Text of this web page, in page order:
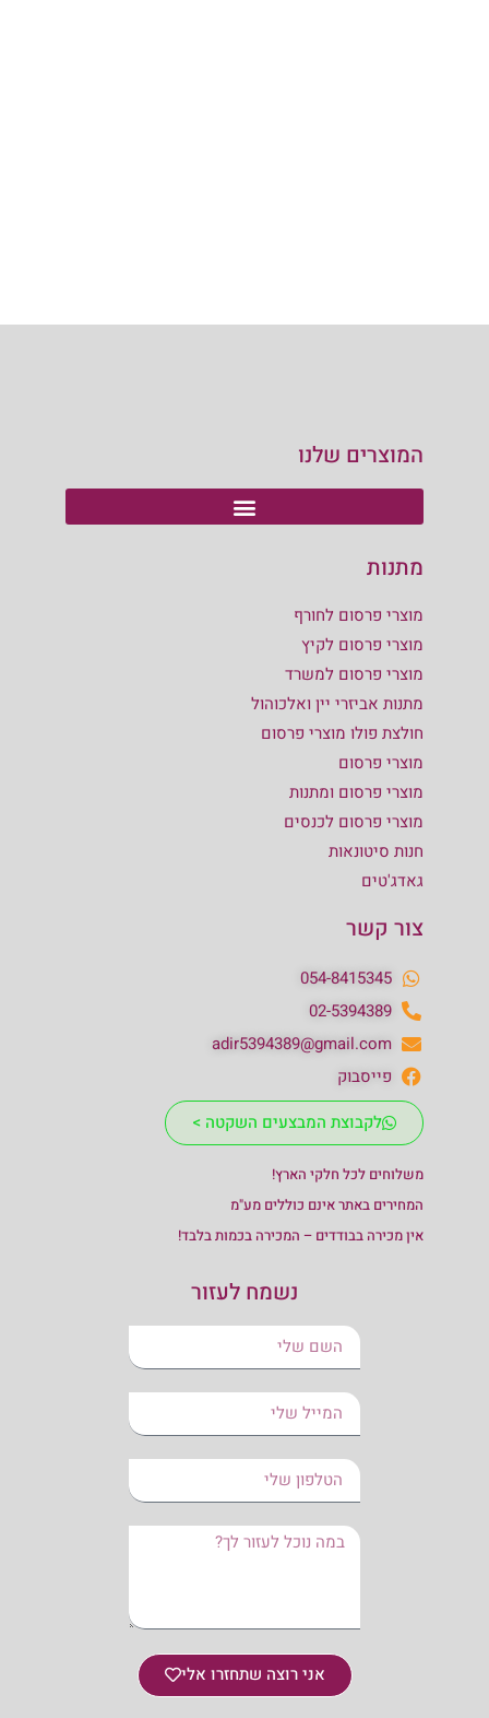
המוצרים שלנו
מתנות
מוצרי פרסום לחורף
מוצרי פרסום לקיץ
מוצרי פרסום למשרד
מתנות אביזרי יין ואלכוהול
חולצת פולו מוצרי פרסום
מוצרי פרסום
מוצרי פרסום ומתנות
מוצרי פרסום לכנסים
חנות סיטונאות
גאדג'טים
צור קשר
054-8415345
02-5394389
adir5394389@gmail.com
פייסבוק
לקבוצת המבצעים השקטה >
משלוחים לכל חלקי הארץ!
המחירים באתר אינם כוללים מע"מ
אין מכירה בבודדים – המכירה בכמות בלבד!
נשמח לעזור
אני רוצה שתחזרו אלי